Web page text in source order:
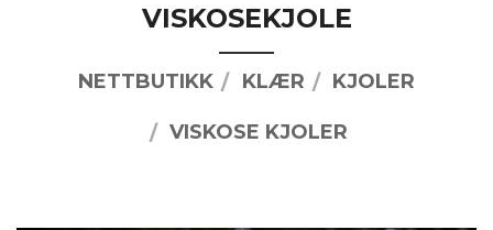
VISKOSEKJOLE
NETTBUTIKK KLÆR KJOLER
VISKOSE KJOLER